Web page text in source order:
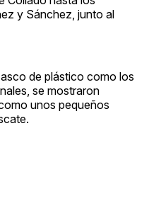
y Sánchez, junto al
de plástico como los
se mostraron
unos pequeños